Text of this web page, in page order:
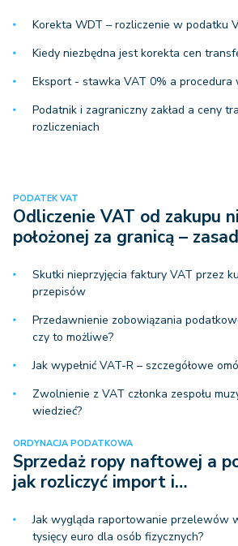
Korekta WDT – rozliczenie w podatku
Kiedy niezbędna jest korekta cen
Eksport - stawka VAT 0% a procedura
Podatnik i zagraniczny zakład a ceny
rozliczeniach
PODATEK VAT
Odliczenie VAT od zakupu
położonej za granicą –
Skutki nieprzyjęcia faktury VAT przez
przepisów
Przedawnienie zobowiązania
czy to możliwe?
Jak wypełnić VAT-R – szczegółowe
Zwolnienie z VAT członka zespołu
wiedzieć?
ORDYNACJA PODATKOWA
Sprzedaż ropy naftowej a
jak rozliczyć import i…
Jak wygląda raportowanie przelewów
tysięcy euro dla osób fizycznych?